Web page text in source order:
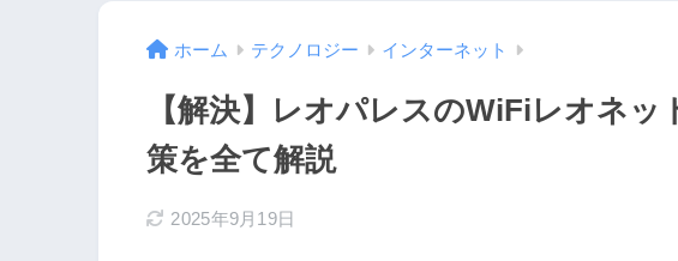
ホーム テクノロジー インターネット
【解決】レオパレスのWiFiレオネッ
策を全て解説
2025年9月19日